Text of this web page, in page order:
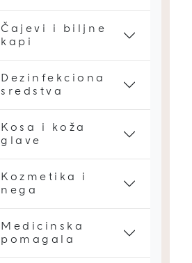
Čajevi i biljne
kapi
Dezinfekciona
sredstva
Kosa i koža
glave
Kozmetika i
nega
Medicinska
pomagala